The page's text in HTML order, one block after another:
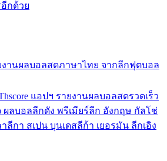
กด้วย
ยงานผลบอลสดภาษาไทย จากลีกฟุตบอล
แอปฯ รายงานผลบอลสดรวดเร็ว
ลบอลลีกดัง พรีเมียร์ลีก อังกฤษ กัลโช่
าลีกา สเปน บุนเดสลีก้า เยอรมัน ลีกเอิง